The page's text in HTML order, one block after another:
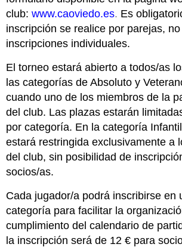
club: www.caoviedo.es. Es
inscripción se realice por parejas,
inscripciones individuales.
El torneo estará abierto a todos/as
las categorías de Absoluto y
cuando uno de los miembros de la
del club. Las plazas estarán
por categoría. En la categoría
estará restringida exclusivamente a
del club, sin posibilidad de
socios/as.
Cada jugador/a podrá inscribirse en
categoría para facilitar la
cumplimiento del calendario de
la inscripción será de 12 € para